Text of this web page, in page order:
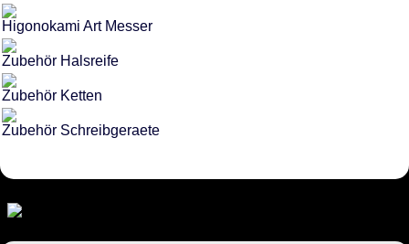
Higonokami Art Messer
Zubehör Halsreife
Zubehör Ketten
Zubehör Schreibgeraete